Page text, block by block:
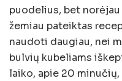
puodelius, bet
žemiau pateiktas
naudoti daugiau, nei
bulvių kubeliams
laiko, apie 20